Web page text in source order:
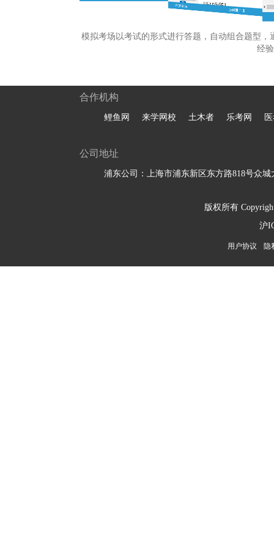
模拟考场以考试的形式进行答题，自动组合题型
经
合作机构
鲤鱼网 来学网校 土木者 乐考网
公司地址
浦东公司：上海市浦东新区东方路818号众城
版权所有
沪
用户协议 隐